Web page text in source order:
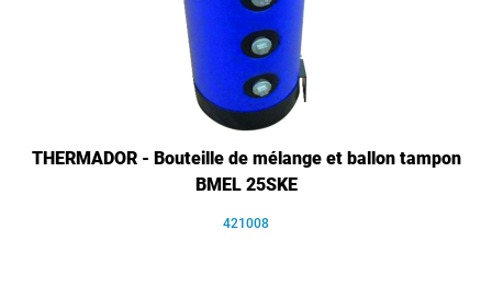
THERMADOR - Bouteille de mélange et ballon tampon
BMEL 25SKE
421008